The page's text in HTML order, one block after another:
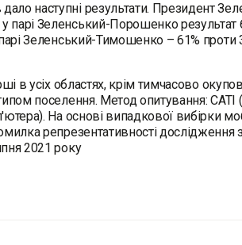
наступні результати. Президент
Зеленський-Порошенко результат
Зеленський-Тимошенко – 61% проти
в усіх областях, крім тимчасово
поселення. Метод опитування:
На основі випадкової вибірки
репрезентативності дослідження
2021 року